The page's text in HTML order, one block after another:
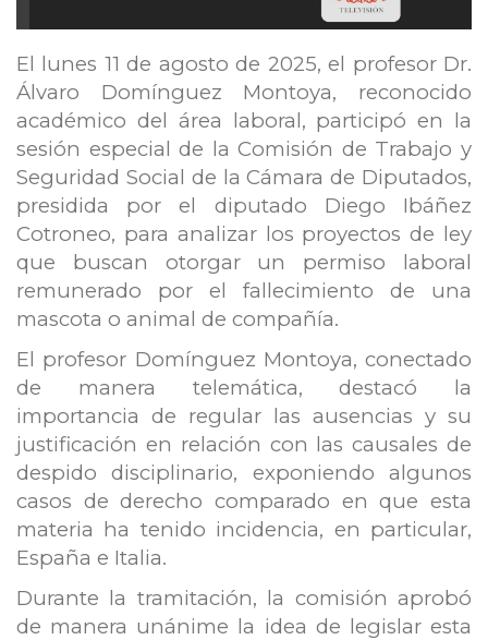
El lunes 11 de agosto de 2025, el profesor Dr.
Álvaro Domínguez Montoya, reconocido
académico del área laboral, participó en la
sesión especial de la Comisión de Trabajo y
Seguridad Social de la Cámara de Diputados,
presidida por el diputado Diego Ibáñez
Cotroneo, para analizar los proyectos de ley
que buscan otorgar un permiso laboral
remunerado por el fallecimiento de una
mascota o animal de compañía.
El profesor Domínguez Montoya, conectado
de manera telemática, destacó la
importancia de regular las ausencias y su
justificación en relación con las causales de
despido disciplinario, exponiendo algunos
casos de derecho comparado en que esta
materia ha tenido incidencia, en particular,
España e Italia.
Durante la tramitación, la comisión aprobó
de manera unánime la idea de legislar esta